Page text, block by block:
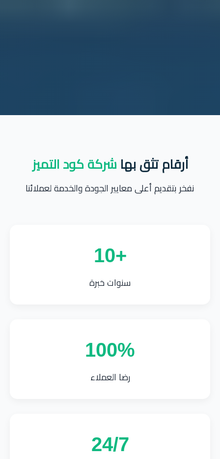
أرقام تثق بها شركة كود التميز
نفخر بتقديم أعلى معايير الجودة والخدمة لعملائنا
+10
سنوات خبرة
100%
رضا العملاء
24/7